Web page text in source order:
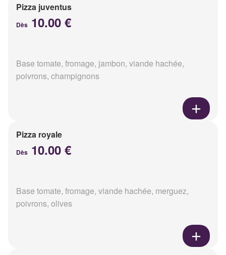
Pizza juventus
Dès 10.00 €
Base tomate, fromage, jambon, viande hachée,
poivrons, champignons
Pizza royale
Dès 10.00 €
Base tomate, fromage, viande hachée, merguez,
poivrons, olives